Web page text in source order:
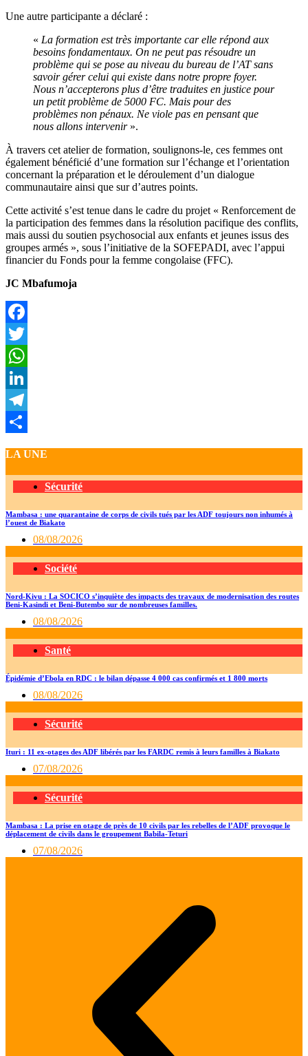
Une autre participante a déclaré :
« La formation est très importante car elle répond aux
besoins fondamentaux. On ne peut pas résoudre un
problème qui se pose au niveau du bureau de l’AT sans
savoir gérer celui qui existe dans notre propre foyer.
Nous n’accepterons plus d’être traduites en justice pour
un petit problème de 5000 FC. Mais pour des
problèmes non pénaux. Ne viole pas en pensant que
nous allons intervenir».
À travers cet atelier de formation, soulignons-le, ces femmes ont
également bénéficié d’une formation sur l’échange et l’orientation
concernant la préparation et le déroulement d’un dialogue
communautaire ainsi que sur d’autres points.
Cette activité s’est tenue dans le cadre du projet « Renforcement de
la participation des femmes dans la résolution pacifique des conflits,
mais aussi du soutien psychosocial aux enfants et jeunes issus des
groupes armés », sous l’initiative de la SOFEPADI, avec l’appui
financier du Fonds pour la femme congolaise (FFC).
JC Mbafumoja
Facebook
Twitter
WhatsApp
LinkedIn
Telegram
LA UNE
Sécurité
Mambasa : une quarantaine de corps de civils tués par les ADF toujours non inhumés à
l’ouest de Biakato
08/08/2026
Société
Nord-Kivu : La SOCICO s’inquiète des impacts des travaux de modernisation des routes
Beni-Kasindi et Beni-Butembo sur de nombreuses familles.
08/08/2026
Santé
Épidémie d’Ebola en RDC : le bilan dépasse 4 000 cas confirmés et 1 800 morts
08/08/2026
Sécurité
Ituri : 11 ex-otages des ADF libérés par les FARDC remis à leurs familles à Biakato
07/08/2026
Sécurité
Mambasa : La prise en otage de près de 10 civils par les rebelles de l’ADF provoque le
déplacement de civils dans le groupement Babila-Teturi
07/08/2026